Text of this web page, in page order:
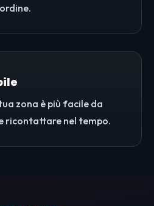
zona è più facile da
ricontattare nel tempo.